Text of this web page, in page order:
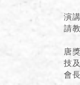
演
請
唐
技
會長